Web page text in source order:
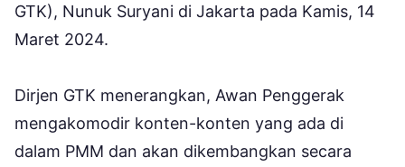
GTK), Nunuk Suryani di Jakarta pada Kamis, 14
Maret 2024.
Dirjen GTK menerangkan, Awan Penggerak
mengakomodir konten-konten yang ada di
dalam PMM dan akan dikembangkan secara